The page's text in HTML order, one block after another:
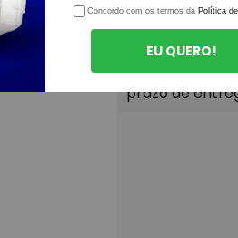
Concordo com os termos da Política
EU QUERO!